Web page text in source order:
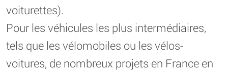
voiturettes).
Pour les véhicules les plus intermédiaires,
tels que les vélomobiles ou les vélos-
voitures, de nombreux projets en France en